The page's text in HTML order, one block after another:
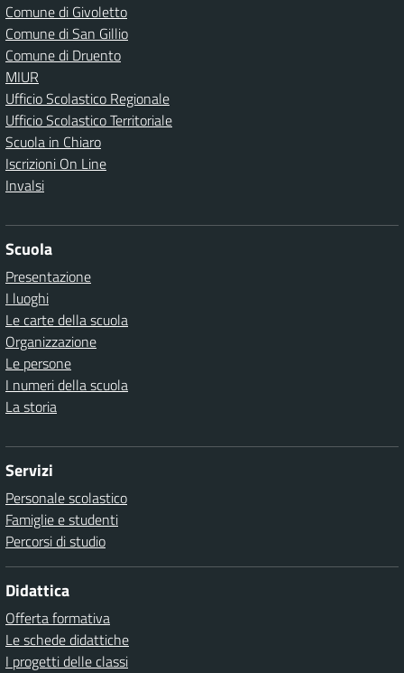
Comune di Givoletto
Comune di San Gillio
Comune di Druento
MIUR
Ufficio Scolastico Regionale
Ufficio Scolastico Territoriale
Scuola in Chiaro
Iscrizioni On Line
Invalsi
Scuola
Presentazione
I luoghi
Le carte della scuola
Organizzazione
Le persone
I numeri della scuola
La storia
Servizi
Personale scolastico
Famiglie e studenti
Percorsi di studio
Didattica
Offerta formativa
Le schede didattiche
I progetti delle classi